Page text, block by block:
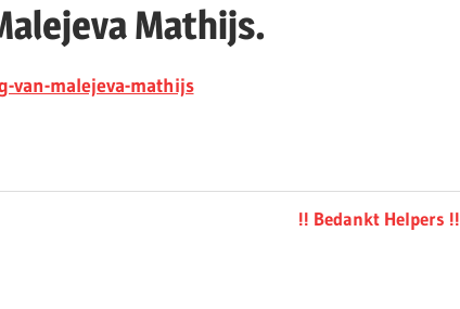
Mathijs.
van-malejeva-mathijs
Next
!! Bedankt Helpers !!